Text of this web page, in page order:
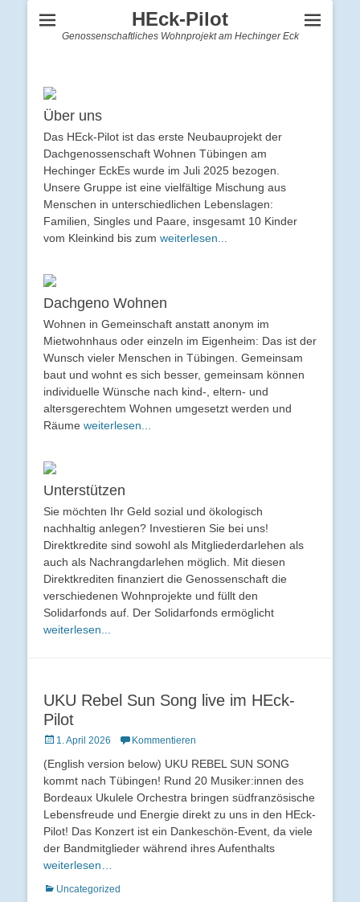
HEck-Pilot
Genossenschaftliches Wohnprojekt am Hechinger Eck
Über uns
Das HEck-Pilot ist das erste Neubauprojekt der
Dachgenossenschaft Wohnen Tübingen am
Hechinger EckEs wurde im Juli 2025 bezogen.
Unsere Gruppe ist eine vielfältige Mischung aus
Menschen in unterschiedlichen Lebenslagen:
Familien, Singles und Paare, insgesamt 10 Kinder
vom Kleinkind bis zum weiterlesen...
Dachgeno Wohnen
Wohnen in Gemeinschaft anstatt anonym im
Mietwohnhaus oder einzeln im Eigenheim: Das ist der
Wunsch vieler Menschen in Tübingen. Gemeinsam
baut und wohnt es sich besser, gemeinsam können
individuelle Wünsche nach kind-, eltern- und
altersgerechtem Wohnen umgesetzt werden und
Räume weiterlesen...
Unterstützen
Sie möchten Ihr Geld sozial und ökologisch
nachhaltig anlegen? Investieren Sie bei uns!
Direktkredite sind sowohl als Mitgliederdarlehen als
auch als Nachrangdarlehen möglich. Mit diesen
Direktkrediten finanziert die Genossenschaft die
verschiedenen Wohnprojekte und füllt den
Solidarfonds auf. Der Solidarfonds ermöglicht
weiterlesen...
UKU Rebel Sun Song live im HEck-
Pilot
Veröffentlicht
1. April 2026 Kommentieren
(English version below) UKU REBEL SUN SONG
kommt nach Tübingen! Rund 20 Musiker:innen des
Bordeaux Ukulele Orchestra bringen südfranzösische
Lebensfreude und Energie direkt zu uns in den HEck-
Pilot! Das Konzert ist ein Dankeschön-Event, da viele
der Bandmitglieder während ihres Aufenthalts
weiterlesen…
Kategorien
Uncategorized